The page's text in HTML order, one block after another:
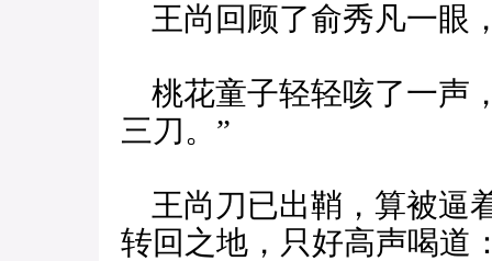
王尚回顾了俞秀凡一眼
桃花童子轻轻咳了一声
三刀。”
王尚刀已出鞘，算被逼
转回之地，只好高声喝道